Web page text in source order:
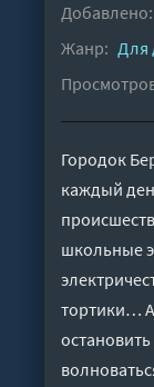
Добавлено:
Жанр: Для
Городок
каждый
школьные
тортики…